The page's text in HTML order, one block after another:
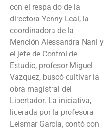
con el respaldo de la
directora Yenny Leal, la
coordinadora de la
Mención Alessandra Nani y
el jefe de Control de
Estudio, profesor Miguel
Vázquez, buscó cultivar la
obra magistral del
Libertador. La iniciativa,
liderada por la profesora
Leismar García, contó con